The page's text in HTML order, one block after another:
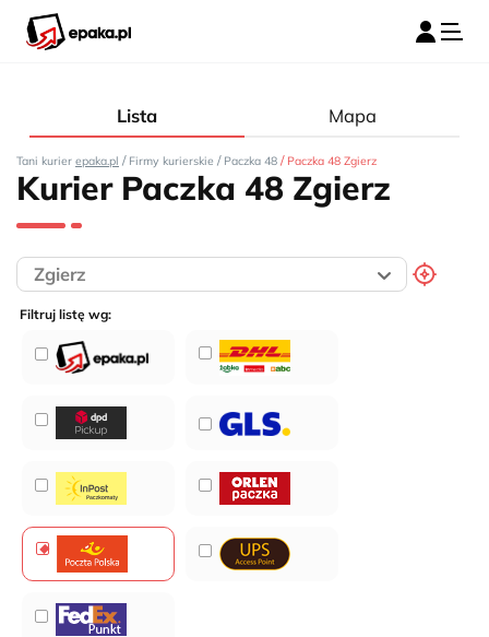
Lista Mapa
Tani kurier epaka.pl / Firmy kurierskie / Paczka 48 / Paczka 48 Zgierz
Kurier Paczka 48 Zgierz
Filtruj listę wg: